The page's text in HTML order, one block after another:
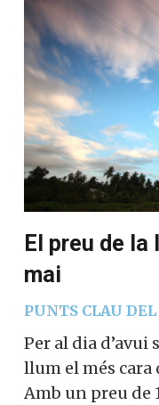
El preu de
mai
PUNTS CLAU
Per al dia d’avui
llum el més cara
Amb un preu de